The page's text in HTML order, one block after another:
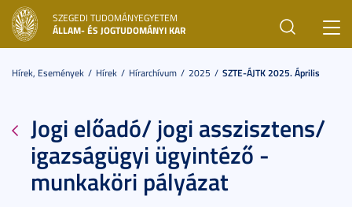
SZEGEDI TUDOMÁNYEGYETEM
ÁLLAM- ÉS JOGTUDOMÁNYI KAR
Hírek, Események Hírek Hírarchívum 2025 SZTE-ÁJTK 2025. Április
Jogi előadó/ jogi asszisztens/
igazságügyi ügyintéző -
munkaköri pályázat